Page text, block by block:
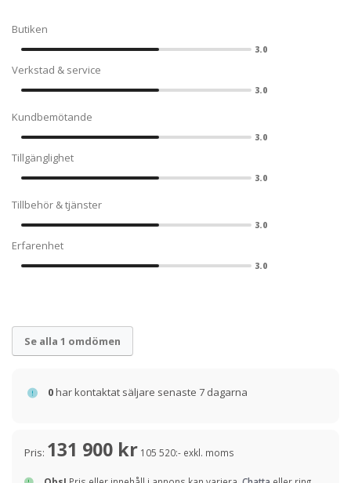
Butiken
3.0
Verkstad & service
3.0
Kundbemötande
3.0
Tillgänglighet
3.0
Tillbehör & tjänster
3.0
Erfarenhet
3.0
Se alla 1 omdömen
0har kontaktat säljare senaste 7 dagarna
Pris: 131 900 kr 105 520:- exkl. moms